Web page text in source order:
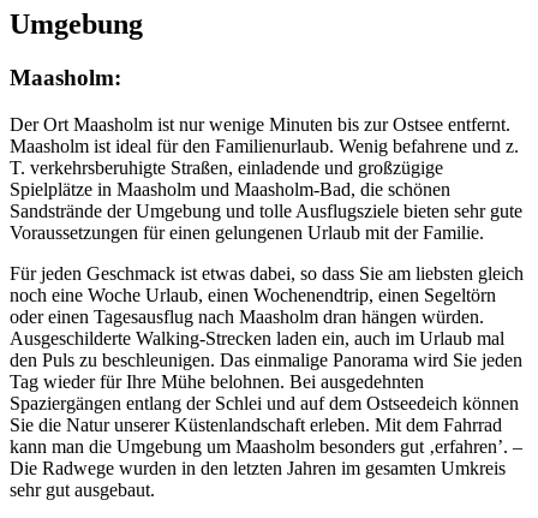
Umgebung
Maasholm:
Der Ort Maasholm ist nur wenige Minuten bis zur Ostsee entfernt.
Maasholm ist ideal für den Familienurlaub. Wenig befahrene und z.
T. verkehrsberuhigte Straßen, einladende und großzügige
Spielplätze in Maasholm und Maasholm-Bad, die schönen
Sandstrände der Umgebung und tolle Ausflugsziele bieten sehr gute
Voraussetzungen für einen gelungenen Urlaub mit der Familie.
Für jeden Geschmack ist etwas dabei, so dass Sie am liebsten gleich
noch eine Woche Urlaub, einen Wochenendtrip, einen Segeltörn
oder einen Tagesausflug nach Maasholm dran hängen würden.
Ausgeschilderte Walking-Strecken laden ein, auch im Urlaub mal
den Puls zu beschleunigen. Das einmalige Panorama wird Sie jeden
Tag wieder für Ihre Mühe belohnen. Bei ausgedehnten
Spaziergängen entlang der Schlei und auf dem Ostseedeich können
Sie die Natur unserer Küstenlandschaft erleben. Mit dem Fahrrad
kann man die Umgebung um Maasholm besonders gut ‚erfahren’. –
Die Radwege wurden in den letzten Jahren im gesamten Umkreis
sehr gut ausgebaut.